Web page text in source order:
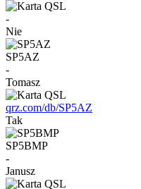
-
Nie
SP5AZ
-
Tomasz
qrz.com/db/SP5AZ
Tak
SP5BMP
-
Janusz